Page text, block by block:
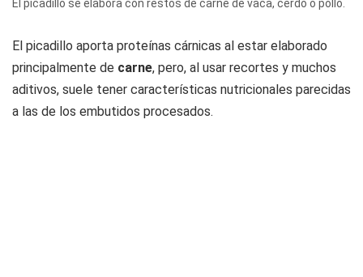
El picadillo se elabora con restos de carne de vaca, cerdo o pollo.
El picadillo aporta proteínas cárnicas al estar elaborado
principalmente de carne, pero, al usar recortes y muchos
aditivos, suele tener características nutricionales parecidas
a las de los embutidos procesados.